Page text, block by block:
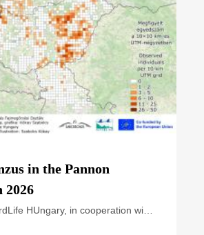
in the Pannon
2026
HUngary, in cooperation with